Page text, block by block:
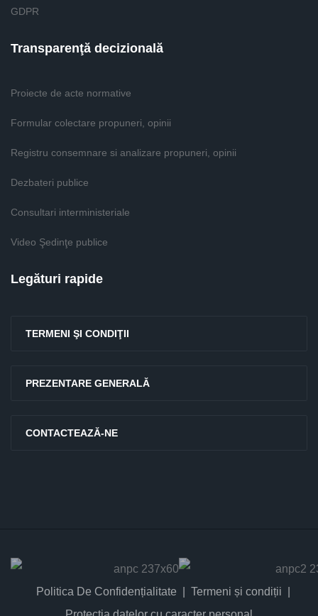
GDPR
Transparenţă decizională
Proiecte de acte normative
Formular colectare propuneri, opinii
Registru consemnare si analizare propuneri, opinii
Dezbateri publice
Consultari interministeriale
Video Şedinţe publice
Legături rapide
TERMENI ŞI CONDIŢII
PREZENTARE GENERALĂ
CONTACTEAZĂ-NE
Politica De Confidențialitate
Termeni și condiții